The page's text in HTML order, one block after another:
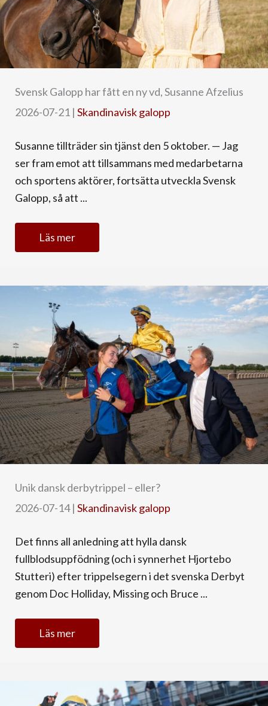
Svensk Galopp har fått en ny vd, Susanne Afzelius
2026-07-21 | Skandinavisk galopp
Susanne tillträder sin tjänst den 5 oktober. — Jag
ser fram emot att tillsammans med medarbetarna
och sportens aktörer, fortsätta utveckla Svensk
Galopp, så att ...
Läs mer
Unik dansk derbytrippel – eller?
2026-07-14| Skandinavisk galopp
Det finns all anledning att hylla dansk
fullblodsuppfödning (och i synnerhet Hjortebo
Stutteri) efter trippelsegern i det svenska Derbyt
genom Doc Holliday, Missing och Bruce ...
Läs mer